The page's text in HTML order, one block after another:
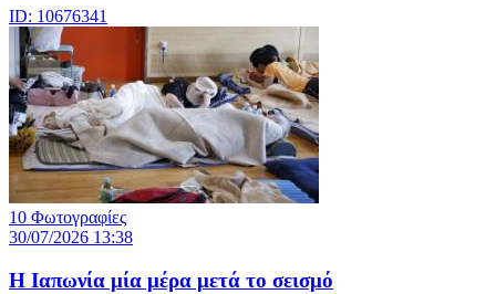
ID: 10676341
10 Φωτογραφίες
30/07/2026 13:38
Η Ιαπωνία μία μέρα μετά το σεισμό